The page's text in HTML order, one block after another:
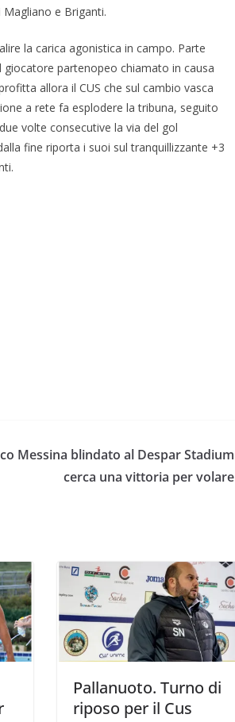
Magliano e Briganti.
la carica agonistica in campo. Parte
partenopeo chiamato in causa
allora il CUS che sul cambio vasca
a rete fa esplodere la tribuna, seguito
volte consecutive la via del gol
fine riporta i suoi sul tranquillizzante +3
Messina blindato al Despar Stadium
cerca una vittoria per volare
Pallanuoto. Turno di
riposo per il Cus